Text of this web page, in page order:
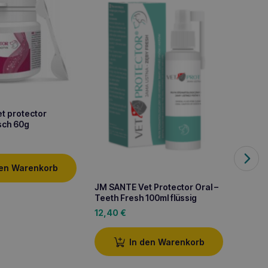
protector
60g
Warenkorb
JM SANTE Vet Protector Oral –
Teeth Fresh 100ml flüssig
12,40 €
In den Warenkorb
JM